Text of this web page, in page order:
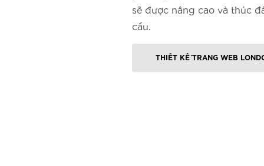
sẽ được nâng cao và thúc
cầu.
THIẾT KẾ TRANG WEB